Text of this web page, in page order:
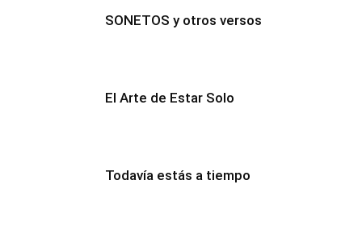
SONETOS y otros versos
El Arte de Estar Solo
Todavía estás a tiempo